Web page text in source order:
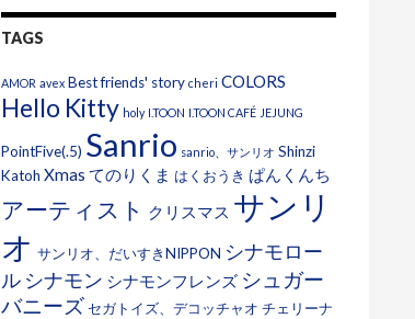
TAGS
AMOR avex Best friends' story cheri COLORS
Hello Kitty holy I.TOON I.TOON CAFÉ JEJUNG
PointFive(.5) Sanrio sanrio、サンリオ Shinzi
Katoh Xmas てのりくま はくおうき ぱんくんち
アーティスト クリスマス サンリ
オ サンリオ、だいすきNIPPON シナモロー
ル シナモン シナモンフレンズ シュガー
バニーズ セガトイズ、デコッチャオ チェリーナ